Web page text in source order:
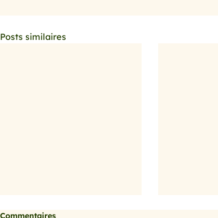
Posts similaires
Commentaires